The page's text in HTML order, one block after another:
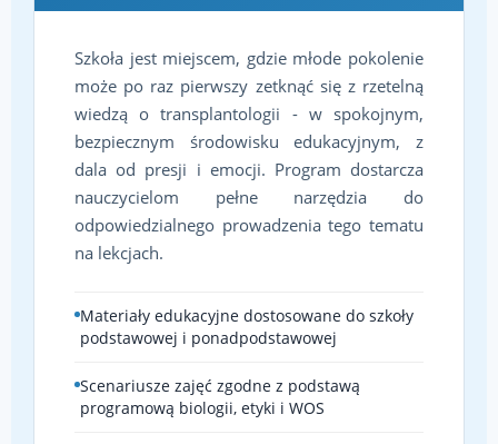
Szkoła jest miejscem, gdzie młode pokolenie
może po raz pierwszy zetknąć się z rzetelną
wiedzą o transplantologii - w spokojnym,
bezpiecznym środowisku edukacyjnym, z
dala od presji i emocji. Program dostarcza
nauczycielom pełne narzędzia do
odpowiedzialnego prowadzenia tego tematu
na lekcjach.
Materiały edukacyjne dostosowane do szkoły
podstawowej i ponadpodstawowej
Scenariusze zajęć zgodne z podstawą
programową biologii, etyki i WOS